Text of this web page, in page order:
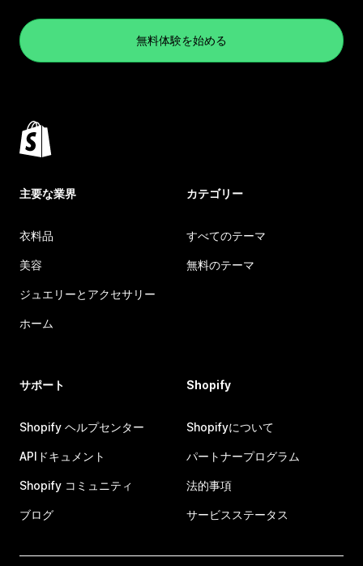
無料体験を始める
主要な業界
衣料品
美容
ジュエリーとアクセサリー
ホーム
カテゴリー
すべてのテーマ
無料のテーマ
サポート
Shopify ヘルプセンター
APIドキュメント
Shopify コミュニティ
ブログ
Shopify
Shopifyについて
パートナープログラム
法的事項
サービスステータス